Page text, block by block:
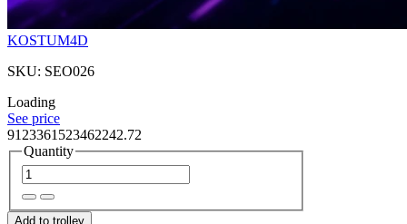
KOSTUM4D
SKU: SEO026
Loading
See price
9123361523462242.72
Quantity
Add to trolley